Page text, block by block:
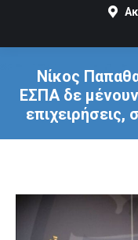
Νίκος
ΕΣΠΑ δε